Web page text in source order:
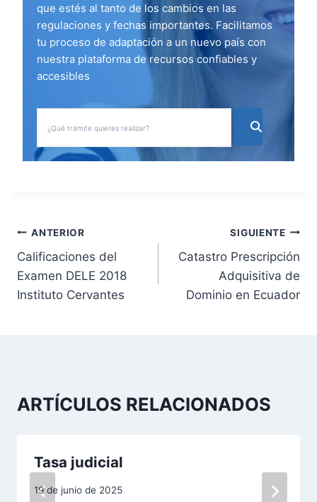
que estés al tanto de los cambios en las
regulaciones y fechas importantes. Facilitamos
tu proceso de adaptación a un nuevo país con
nuestra plataforma de recursos confiables y
accesibles
N
a
v
c
ANTERIOR
Calificaciones del
Examen DELE 2018
Instituto Cervantes
SIGUIENTE
Catastro Prescripción
Adquisitiva de
Dominio en Ecuador
ARTÍCULOS RELACIONADOS
Tasa judicial
19 de junio de 2025